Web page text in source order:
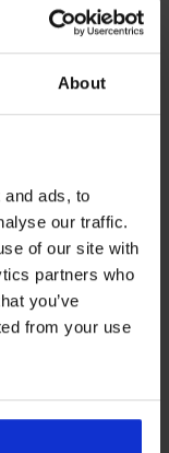
About
ads, to
our traffic.
of our site with
partners who
you’ve
from your use
A magasszárú
Eredeti ár
4 590 Ft